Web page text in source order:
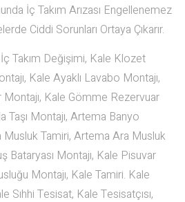
İç Takım Arızası Engellenemez
Ciddi Sorunları Ortaya Çıkarır.
Takım Değişimi, Kale Klozet
Kale Ayaklı Lavabo Montajı,
Kale Gömme Rezervuar
Taşı Montajı, Artema Banyo
Musluk Tamiri, Artema Ara Musluk
Bataryası Montajı, Kale Pisuvar
Montajı, Kale Tamiri. Kale
Sıhhi Tesisat, Kale Tesisatçısı,